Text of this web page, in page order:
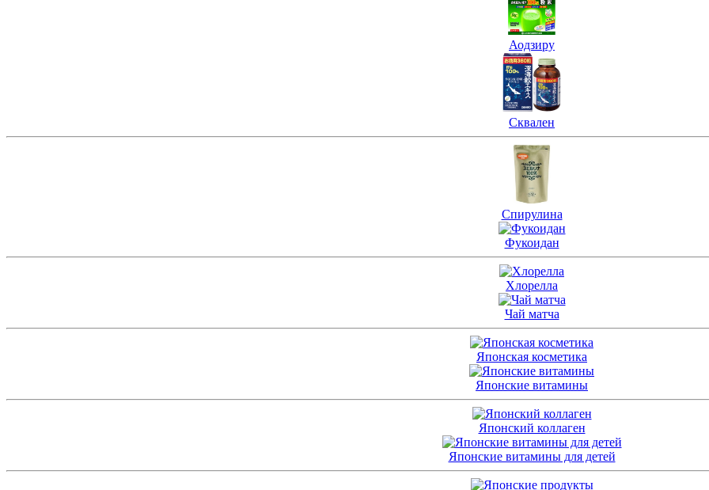
Аодзиру
Сквален
Спирулина
Фукоидан
Хлорелла
Чай матча
Японская косметика
Японские витамины
Японский коллаген
Японские витамины для детей